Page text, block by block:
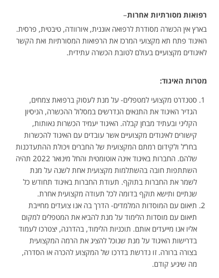
רפואות מסורתיות אחרות–
בארץ אין הכשרה מסודרת לרפואה אוננית, איורוודה, טיבטית, פרסית.
האיגוד פתח תא מקצועי המרכז את הרפואות המסורתיות ואת הקשר
לאיגודים מקצועיים בעולם לטובת הכשרה עתידית.
מטרות האיגוד:
סטנדרט מקצועי למטפלים- על מנת לעסוק ברפואת צמחים,
הגדיר האיגוד את התנאים הנדרשים במסלול ההכשרה, הניסיון
הקליני ובעתיד מבחן קבלה. האיגוד יעמיד הכשרות נאותות,
קישורים לאיגודים מקצועיים אשר עובדים עם האיגוד להכשרות
בחו”ל ולקידום רמתם המקצועית של החברים ויכולת ההתעדכנות
שלהם. החברות באיגוד אינה אוטומטית והחל מינואר 2022 תהיה
השתתפות חובה בהשתלמות מקצועית אחת לשנה על מנת
לשמר את החברות בתוקף. תעודת החברות באיגוד תחודש כל
שנתיים ותישא תוקף בדומה לכל תעודה מקצועית אחרת.
תיאום עם המוסדות המלמדים- הדרך בה אנו צועדים מחייבת
תיאום עם מוסדות הלימוד על מנת להביא את המטפלים למקום
אליו אנו מייעדים אותם. תוכניות הלימוד, בהדרגה, יצטרכו לעמוד
בדרישות האיגוד על מנת שנוכל להציג את הרמה המקצועית
בצורה ברורה. זו נדרשת בדרכו של המקצוע להכרה או הסדרה,
מה שיגיע קודם.